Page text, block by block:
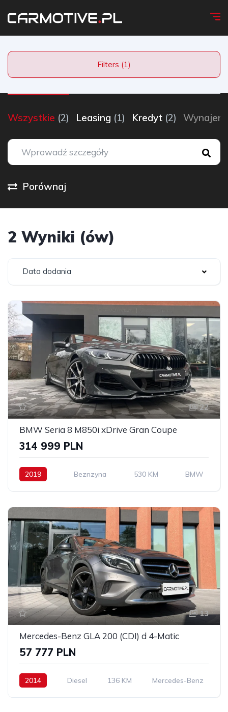
Filters (1)
Wszystkie (2) Leasing (1) Kredyt (2) Wynajem
Porównaj
2 Wyniki (ów)
Data dodania
22
BMW Seria 8 M850i xDrive Gran Coupe
314 999 PLN
2019 Beznzyna 530 KM BMW
13
Mercedes-Benz GLA 200 (CDI) d 4-Matic
57 777 PLN
2014 Diesel 136 KM Mercedes-Benz